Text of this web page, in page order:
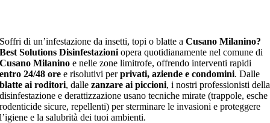
Soffri di un’infestazione da insetti, topi o blatte aCusano Milanino?
Best Solutions Disinfestazioni opera quotidianamente nel comune di
Cusano Milaninoe nelle zone limitrofe, offrendo interventi rapidi
entro 24/48 ore e risolutivi perprivati, aziende e condomini. Dalle
blatte ai roditori, dallezanzare ai piccioni, i nostri professionisti della
disinfestazione e derattizzazione usano tecniche mirate (trappole, esche
rodenticide sicure, repellenti) per sterminare le invasioni e proteggere
l’igiene e la salubrità dei tuoi ambienti.